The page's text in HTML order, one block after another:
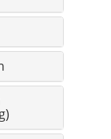
(mit